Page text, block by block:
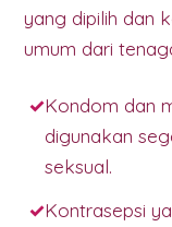
yang dipilih dan
umum dari
Kondom dan
digunakan
seksual.
Kontrasepsi